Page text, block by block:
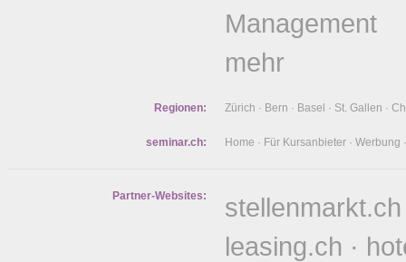
Management
mehr
Regionen: Zürich · Bern · Basel · St. Gallen ·
seminar.ch: Home · Für Kursanbieter · Werbung
Partner-Websites: stellenmarkt.ch
leasing.ch ·